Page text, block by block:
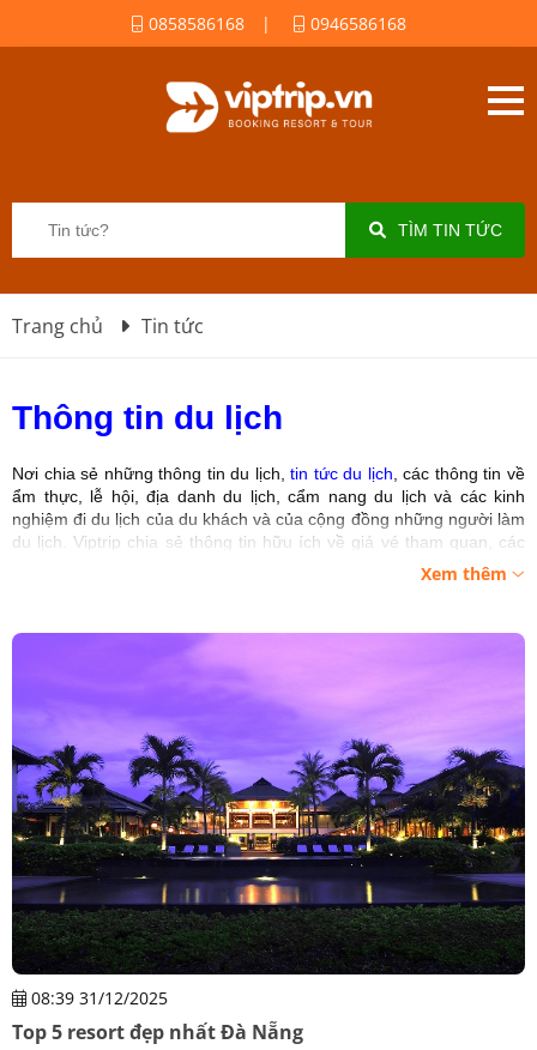
0858586168 | 0946586168
TÌM TIN TỨC
Trang chủ Tin tức
Thông tin du lịch
Nơi chia sẻ những thông tin du lịch,tin tức du lịch , các thông tin về
ẩm thực, lễ hội, địa danh du lịch, cẩm nang du lịch và các kinh
nghiệm đi du lịch của du khách và của cộng đồng những người làm
du lịch. Viptrip chia sẻ thông tin hữu ích về giá vé tham quan, các
Xem thêm
08:39 31/12/2025
Top 5 resort đẹp nhất Đà Nẵng